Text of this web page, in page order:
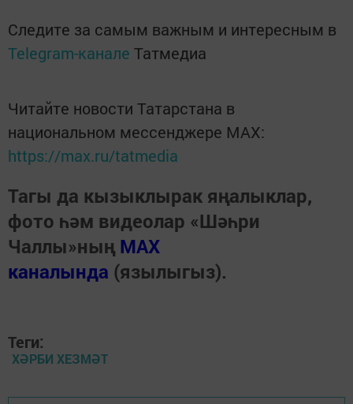
Следите за самым важным и интересным в
Telegram-канале Татмедиа
Читайте новости Татарстана в
национальном мессенджере MАХ:
https://max.ru/tatmedia
Тагы да кызыклырак яңалыклар,
фото һәм видеолар «Шәһри
Чаллы»ның MAX
каналында (язылыгыз).
Теги:
ХӘРБИ ХЕЗМӘТ